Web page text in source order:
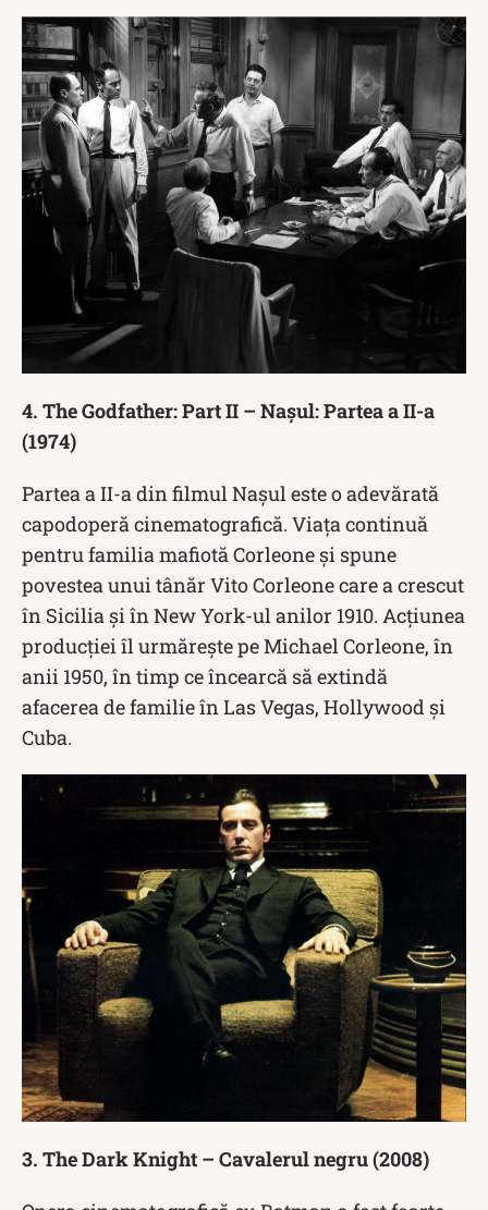
4. The Godfather: Part II – Nașul: Partea a II-a
(1974)
Partea a II-a din filmul Nașul este o adevărată
capodoperă cinematografică. Viața continuă
pentru familia mafiotă Corleone și spune
povestea unui tânăr Vito Corleone care a crescut
în Sicilia și în New York-ul anilor 1910. Acțiunea
producției îl urmărește pe Michael Corleone, în
anii 1950, în timp ce încearcă să extindă
afacerea de familie în Las Vegas, Hollywood și
Cuba.
3. The Dark Knight – Cavalerul negru (2008)